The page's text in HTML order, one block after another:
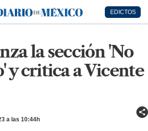
de México
EDICTOS
la sección 'No
y critica a Vicente
a las 10:44h